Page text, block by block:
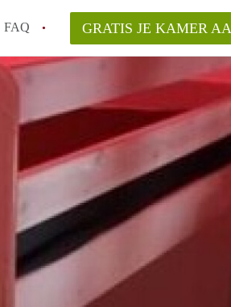
FAQ
op een Kamer in Maastricht?
KamersMaastricht?
bemiddelingsvergoeding?
GRATIS JE KAMER